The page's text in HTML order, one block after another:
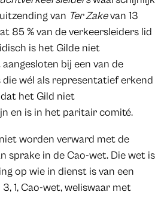
van Ter Zakevan 13
85 % van de verkeersleiders lid
is het Gilde niet
bij een van de
wél als representatief erkend
het Gild niet
en is in het paritair comité.
worden verward met de
sprake in de Cao-wet. Die wet is
op wie in dienst is van een
1, Cao-wet, weliswaar met